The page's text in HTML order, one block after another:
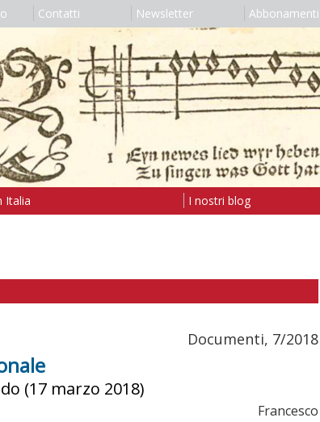
Contatti Newsletter Abbonamenti
Italia I nostri blog
Documenti, 7/2018
(17 marzo 2018)
Francesco